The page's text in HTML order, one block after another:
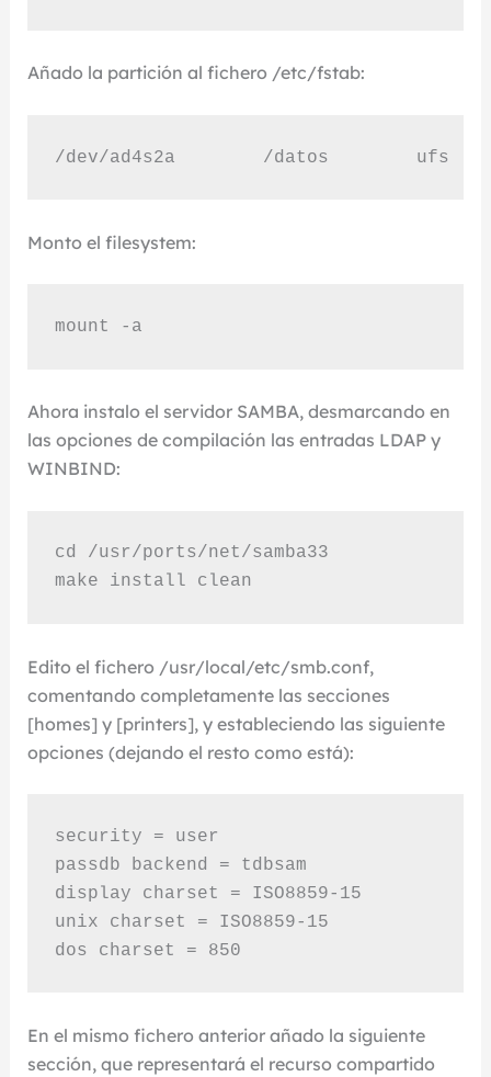
Añado la partición al fichero /etc/fstab:
/dev/ad4s2a        /datos        ufs
Monto el filesystem:
mount -a
Ahora instalo el servidor SAMBA, desmarcando en
las opciones de compilación las entradas LDAP y
WINBIND:
cd /usr/ports/net/samba33
make install clean
Edito el fichero /usr/local/etc/smb.conf,
comentando completamente las secciones
[homes] y [printers], y estableciendo las siguiente
opciones (dejando el resto como está):
security = user
passdb backend = tdbsam
display charset = ISO8859-15
unix charset = ISO8859-15
dos charset = 850
En el mismo fichero anterior añado la siguiente
sección, que representará el recurso compartido